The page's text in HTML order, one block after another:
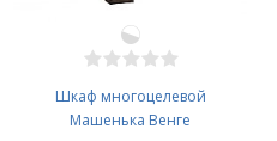
Шкаф многоцелевой
Машенька Венге